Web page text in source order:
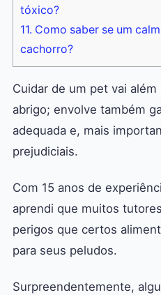
tóxico?
11. Como saber se um
cachorro?
Cuidar de um pet vai
abrigo; envolve também
adequada e, mais
prejudiciais.
Com 15 anos de
aprendi que muitos
perigos que certos
para seus peludos.
Surpreendentemente,